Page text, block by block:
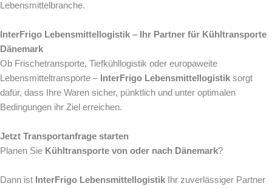
Lebensmittelbranche.
InterFrigo Lebensmittellogistik – Ihr Partner für Kühltransporte
Dänemark
Ob Frischetransporte, Tiefkühllogistik oder europaweite
Lebensmitteltransporte – InterFrigo Lebensmittellogistik sorgt
dafür, dass Ihre Waren sicher, pünktlich und unter optimalen
Bedingungen ihr Ziel erreichen.
Jetzt Transportanfrage starten
Planen Sie Kühltransporte von oder nach Dänemark?
Dann ist InterFrigo Lebensmittellogistik Ihr zuverlässiger Partner